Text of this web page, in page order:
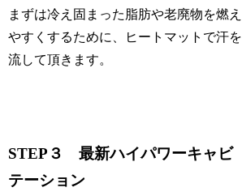
まずは冷え固まった脂肪や老廃物を燃え
やすくするために、ヒートマットで汗を
流して頂きます。
STEP３ 最新ハイパワーキャビ
テーション